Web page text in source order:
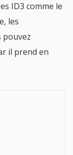
ID3 comme le
les
pouvez
il prend en